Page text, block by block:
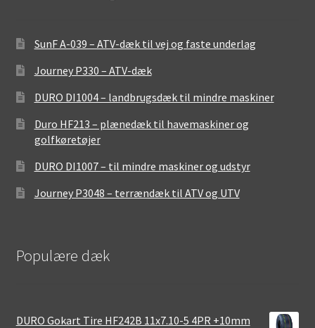
SunF A-039 – ATV-dæk til vej og faste underlag
Journey P330 – ATV-dæk
DURO DI1004 – landbrugsdæk til mindre maskiner
Duro HF213 – plænedæk til havemaskiner og
golfkøretøjer
DURO DI1007 – til mindre maskiner og udstyr
Journey P3048 – terrændæk til ATV og UTV
Populære dæk
DURO Gokart Tire HF242B 11x7.10-5 4PR +10mm